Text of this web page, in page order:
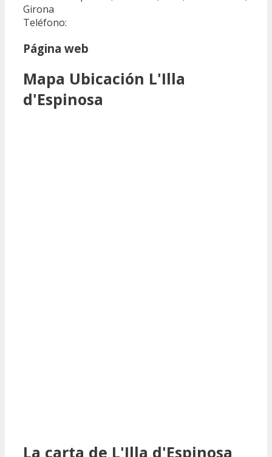
Girona
Teléfono:
Página web
Mapa Ubicación L'Illa
d'Espinosa
La carta de L'Illa d'Espinosa